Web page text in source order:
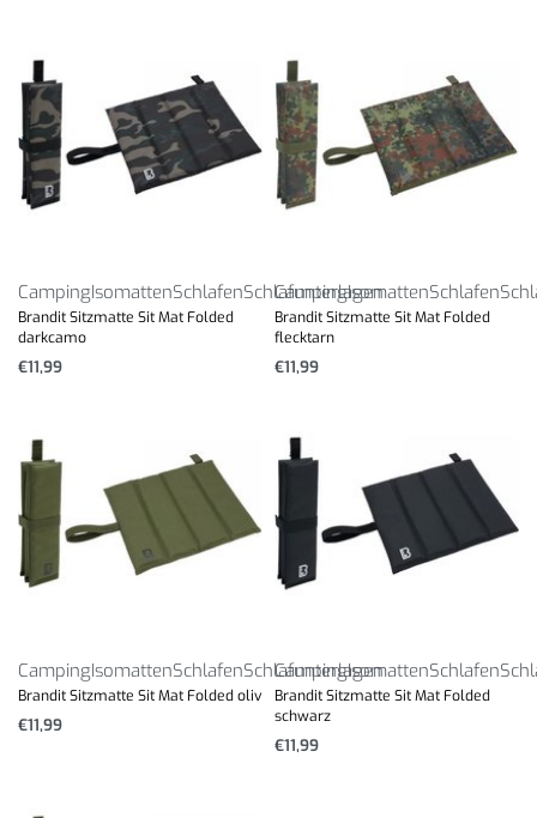
CampingIsomattenSchlafenSchlafunterlagen
Brandit Sitzmatte Sit Mat Folded
darkcamo
€11,99
CampingIsomattenSchlafen
Brandit Sitzmatte Sit Mat Folded
flecktarn
€11,99
CampingIsomattenSchlafenSchlafunterlagen
Brandit Sitzmatte Sit Mat Folded oliv
€11,99
CampingIsomattenSchlafen
Brandit Sitzmatte Sit Mat Folded
schwarz
€11,99